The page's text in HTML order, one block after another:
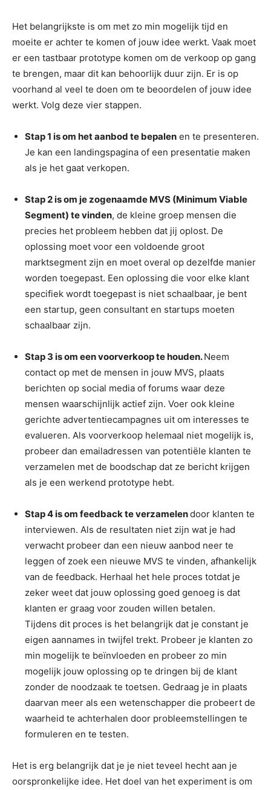
Het belangrijkste is om met zo min mogelijk tijd en
moeite er achter te komen of jouw idee werkt. Vaak moet
er een tastbaar prototype komen om de verkoop op gang
te brengen, maar dit kan behoorlijk duur zijn. Er is op
voorhand al veel te doen om te beoordelen of jouw idee
werkt. Volg deze vier stappen.
Stap 1 is om het aanbod te bepalen en te presenteren.
Je kan een landingspagina of een presentatie maken
als je het gaat verkopen.
Stap 2 is om je zogenaamde MVS (Minimum Viable
Segment) te vinden, de kleine groep mensen die
precies het probleem hebben dat jij oplost. De
oplossing moet voor een voldoende groot
marktsegment zijn en moet overal op dezelfde manier
worden toegepast. Een oplossing die voor elke klant
specifiek wordt toegepast is niet schaalbaar, je bent
een startup, geen consultant en startups moeten
schaalbaar zijn.
Stap 3 is om een voorverkoop te houden.Neem
contact op met de mensen in jouw MVS, plaats
berichten op social media of forums waar deze
mensen waarschijnlijk actief zijn. Voer ook kleine
gerichte advertentiecampagnes uit om interesses te
evalueren. Als voorverkoop helemaal niet mogelijk is,
probeer dan emailadressen van potentiële klanten te
verzamelen met de boodschap dat ze bericht krijgen
als je een werkend prototype hebt.
Stap 4 is om feedback te verzamelendoor klanten te
interviewen. Als de resultaten niet zijn wat je had
verwacht probeer dan een nieuw aanbod neer te
leggen of zoek een nieuwe MVS te vinden, afhankelijk
van de feedback. Herhaal het hele proces totdat je
zeker weet dat jouw oplossing goed genoeg is dat
klanten er graag voor zouden willen betalen.
Tijdens dit proces is het belangrijk dat je constant je
eigen aannames in twijfel trekt. Probeer je klanten zo
min mogelijk te beïnvloeden en probeer zo min
mogelijk jouw oplossing op te dringen bij de klant
zonder de noodzaak te toetsen. Gedraag je in plaats
daarvan meer als een wetenschapper die probeert de
waarheid te achterhalen door probleemstellingen te
formuleren en te testen.
Het is erg belangrijk dat je je niet teveel hecht aan je
oorspronkelijke idee. Het doel van het experiment is om